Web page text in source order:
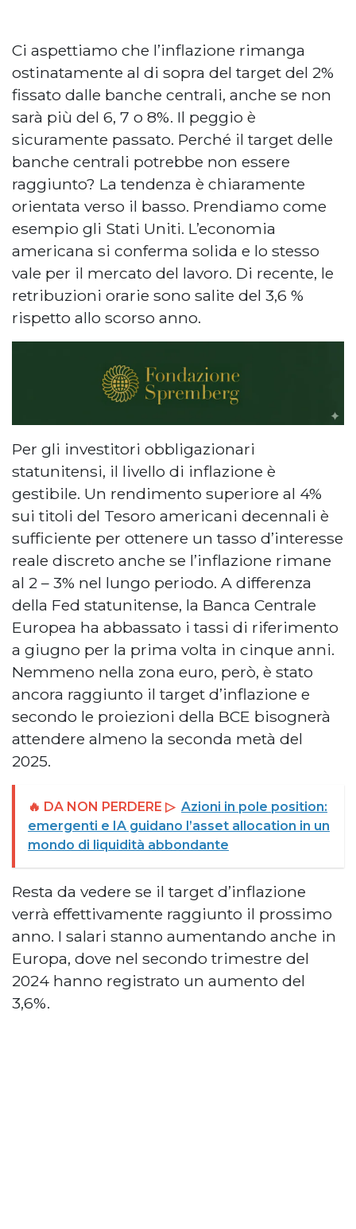
Ci aspettiamo che l’inflazione rimanga
ostinatamente al di sopra del target del 2%
fissato dalle banche centrali, anche se non
sarà più del 6, 7 o 8%. Il peggio è
sicuramente passato. Perché il target delle
banche centrali potrebbe non essere
raggiunto? La tendenza è chiaramente
orientata verso il basso. Prendiamo come
esempio gli Stati Uniti. L’economia
americana si conferma solida e lo stesso
vale per il mercato del lavoro. Di recente, le
retribuzioni orarie sono salite del 3,6 %
rispetto allo scorso anno.
Per gli investitori obbligazionari
statunitensi, il livello di inflazione è
gestibile. Un rendimento superiore al 4%
sui titoli del Tesoro americani decennali è
sufficiente per ottenere un tasso d’interesse
reale discreto anche se l’inflazione rimane
al 2 – 3% nel lungo periodo. A differenza
della Fed statunitense, la Banca Centrale
Europea ha abbassato i tassi di riferimento
a giugno per la prima volta in cinque anni.
Nemmeno nella zona euro, però, è stato
ancora raggiunto il target d’inflazione e
secondo le proiezioni della BCE bisognerà
attendere almeno la seconda metà del
2025.
🔥 DA NON PERDERE ▷ Azioni in pole position:
emergenti e IA guidano l’asset allocation in un
mondo di liquidità abbondante
Resta da vedere se il target d’inflazione
verrà effettivamente raggiunto il prossimo
anno. I salari stanno aumentando anche in
Europa, dove nel secondo trimestre del
2024 hanno registrato un aumento del
3,6%.